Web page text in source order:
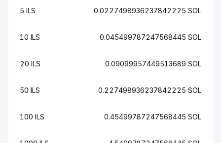
5 ILS 0.0227498936237842225 SOL
10 ILS 0.045499787247568445 SOL
20 ILS 0.09099957449513689 SOL
50 ILS 0.227498936237842225 SOL
100 ILS 0.45499787247568445 SOL